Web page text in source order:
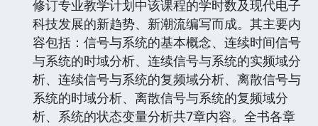
修订专业教学计划中该课程的学时数及现代电子
科技发展的新趋势、新潮流编写而成。其主要内
容包括：信号与系统的基本概念、连续时间信号
与系统的时域分析、连续信号与系统的实频域分
析、连续信号与系统的复频域分析、离散信号与
系统的时域分析、离散信号与系统的复频域分
析、系统的状态变量分析共7章内容。全书各章